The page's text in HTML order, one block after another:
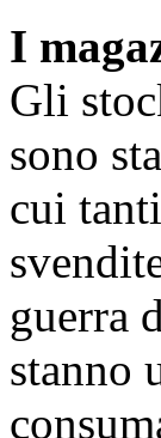
I
Gli
sono
cui
guerra
stanno